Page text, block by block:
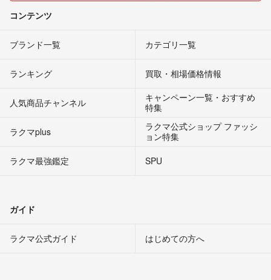
コンテンツ
ブランド一覧 カテゴリ一覧
ランキング 買取・相場価格情報
人気商品チャンネル
キャンペーン一覧・おすすめ
特集
ラクマplus
ラクマ公式ショップ ファッシ
ョン特集
ラクマ最強鑑定
SPU
ガイド
ラクマ公式ガイド はじめての方へ